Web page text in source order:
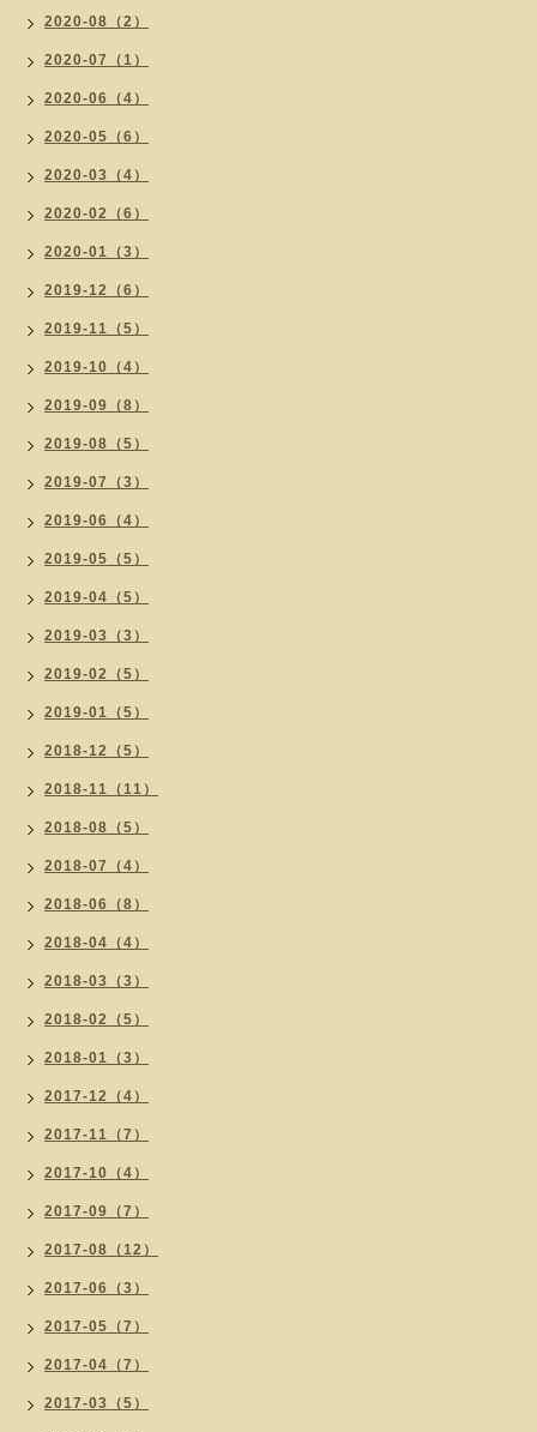
2020-08（2）
2020-07（1）
2020-06（4）
2020-05（6）
2020-03（4）
2020-02（6）
2020-01（3）
2019-12（6）
2019-11（5）
2019-10（4）
2019-09（8）
2019-08（5）
2019-07（3）
2019-06（4）
2019-05（5）
2019-04（5）
2019-03（3）
2019-02（5）
2019-01（5）
2018-12（5）
2018-11（11）
2018-08（5）
2018-07（4）
2018-06（8）
2018-04（4）
2018-03（3）
2018-02（5）
2018-01（3）
2017-12（4）
2017-11（7）
2017-10（4）
2017-09（7）
2017-08（12）
2017-06（3）
2017-05（7）
2017-04（7）
2017-03（5）